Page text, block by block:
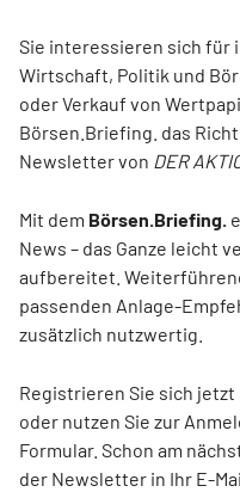
Sie interessieren sich für
Wirtschaft, Politik und
oder Verkauf von
Börsen.Briefing. das
Newsletter von DER
Mit dem Börsen.Briefing.
News – das Ganze leicht
aufbereitet.
passenden Anlage-
zusätzlich nutzwertig.
Registrieren Sie sich
oder nutzen Sie zur
Formular. Schon am
der Newsletter in Ihr E-